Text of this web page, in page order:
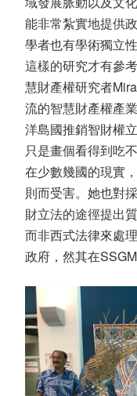
能非常紮實地提供
學者也有學術獨立
這樣的研究才有參
慧財產權研究者
流的智慧財產權產
洋島國推銷智財權
只是畫個看得到吃
在少數幾國的現實
則而受害。她也對
財立法的途徑提出
而非西式法律來處
政府，然其在